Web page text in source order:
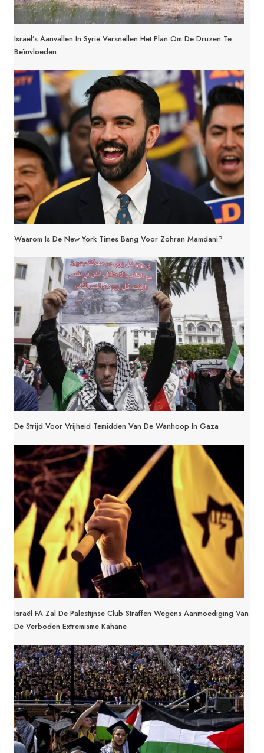
Israël’s Aanvallen In Syrië Versnellen Het Plan Om De Druzen Te
Beïnvloeden
Waarom Is De New York Times Bang Voor Zohran Mamdani?
De Strijd Voor Vrijheid Temidden Van De Wanhoop In Gaza
Israël FA Zal De Palestijnse Club Straffen Wegens Aanmoediging Van
De Verboden Extremisme Kahane